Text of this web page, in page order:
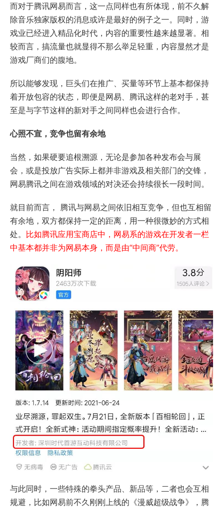
而对于腾讯网易而言，这一点同样也有所体现，前不久解
除音乐独家版权的消息或许是最好的例子之一。同时，游
戏业已经进入精品化时代，内容的重要性越来越显著。相
较而言，搞流量也就显得不那么举足轻重，内容显然才是
游戏厂商们的腹地。
所以能够发现，巨头们在推广、买量等环节上基本都保持
着开放包容的状态，即便是网易、腾讯这样的老对手，甚
至是与字节这样的新对手之间同样也会进行合作。
心照不宣，竞争也留有余地
当然，如果硬要追根溯源，无论是参加各种发布会与展
会，或是投放广告实际上都并非游戏及相关部门的交锋，
网易腾讯之间在游戏领域的对决还会持续很长一段时间。
就目前而言， 腾讯与网易之间依旧相互竞争，但也互相留
有余地，双方都保持一定的距离，用一种很微妙的方式相
处。 比如腾讯应用宝商店中，网易系的游戏在开发者一栏
中基本都并非为网易本身，而是由“中间商”代劳。
与此同时，一些特殊的拳头产品、新品等，二者也会互相
规避，比如网易前不久刚刚上线的《漫威超级战争》，腾